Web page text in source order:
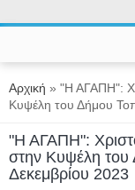
Είστε εδώ
Αρχική » "Η ΑΓΑΠΗ":
Κυψέλη του Δήμου
"Η ΑΓΑΠΗ":
στην Κυψέλη του
Δεκεμβρίου 2023